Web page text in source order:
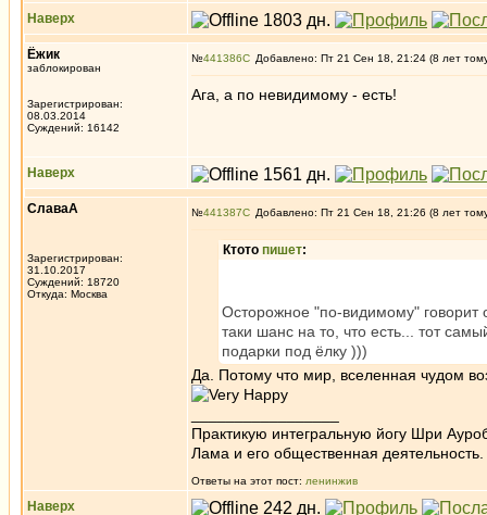
Наверх
Ёжик
заблокирован
Зарегистрирован:
08.03.2014
Суждений: 16142
№441386 Добавлено: Пт 21 Сен 18, 21:24 (8 лет
Ага, а по невидимому - есть!
Наверх
СлаваА
Зарегистрирован:
31.10.2017
Суждений: 18720
Откуда: Москва
№441387 Добавлено: Пт 21 Сен 18, 21:26 (8 лет
Ктото пишет:
Осторожное "по-видимому" говорит
таки шанс на то, что есть... тот
подарки под ёлку )))
Да. Потому что мир, вселенная чудом
Практикую интегральную йогу Шри
Лама и его общественная деятельность.
Ответы на этот пост: ленинжив
Наверх